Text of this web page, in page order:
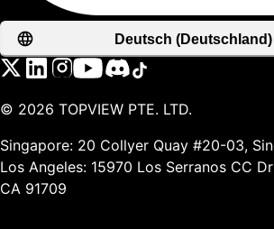
Deutsch (Deutschland)
© 2026 TOPVIEW PTE. LTD.
Singapore: 20 Collyer Quay #20-03,
Los Angeles: 15970 Los Serranos CC
CA 91709